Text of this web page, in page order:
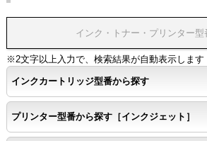
※2文字以上入力で、検索結果が自動表示します
インクカートリッジ型番から探す
プリンター型番から探す［インクジェット］